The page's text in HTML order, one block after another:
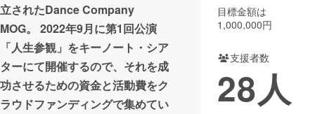
CAMPFIRE for Social Good
CAMPFIRE Creation
CAMPFIREふるさと納税
コミュニティ
立されたDance Company
MOG。 2022年9月に第1回公演
「人生参観」をキーノート・シア
ターにて開催するので、それを成
功させるための資金と活動費をク
ラウドファンディングで集めてい
目標金額は
1,000,000円
支援者数
28人